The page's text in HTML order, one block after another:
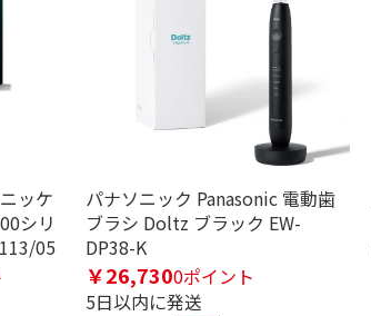
ッケ
シリ
05
パナソニック Panasonic 電動歯
ブラシ Doltz ブラック EW-
DP38-K
￥26,7300ポイント
5日以内に発送
10段階